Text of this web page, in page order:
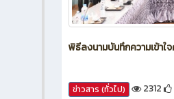
พิธีลงนามบันทึกความเข้าใ
ข่าวสาร (ทั่วไป) 2312